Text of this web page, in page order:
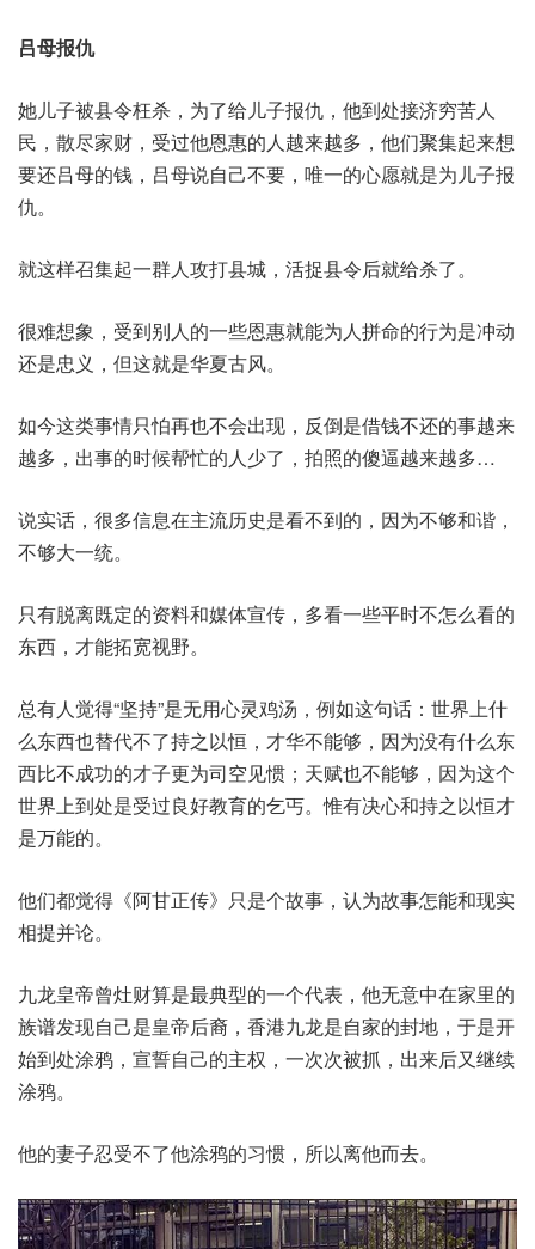
吕母报仇
她儿子被县令枉杀，为了给儿子报仇，他到处接济穷苦人
民，散尽家财，受过他恩惠的人越来越多，他们聚集起来想
要还吕母的钱，吕母说自己不要，唯一的心愿就是为儿子报
仇。
就这样召集起一群人攻打县城，活捉县令后就给杀了。
很难想象，受到别人的一些恩惠就能为人拼命的行为是冲动
还是忠义，但这就是华夏古风。
如今这类事情只怕再也不会出现，反倒是借钱不还的事越来
越多，出事的时候帮忙的人少了，拍照的傻逼越来越多…
说实话，很多信息在主流历史是看不到的，因为不够和谐，
不够大一统。
只有脱离既定的资料和媒体宣传，多看一些平时不怎么看的
东西，才能拓宽视野。
总有人觉得“坚持”是无用心灵鸡汤，例如这句话：世界上什
么东西也替代不了持之以恒，才华不能够，因为没有什么东
西比不成功的才子更为司空见惯；天赋也不能够，因为这个
世界上到处是受过良好教育的乞丐。惟有决心和持之以恒才
是万能的。
他们都觉得《阿甘正传》只是个故事，认为故事怎能和现实
相提并论。
九龙皇帝曾灶财算是最典型的一个代表，他无意中在家里的
族谱发现自己是皇帝后裔，香港九龙是自家的封地，于是开
始到处涂鸦，宣誓自己的主权，一次次被抓，出来后又继续
涂鸦。
他的妻子忍受不了他涂鸦的习惯，所以离他而去。